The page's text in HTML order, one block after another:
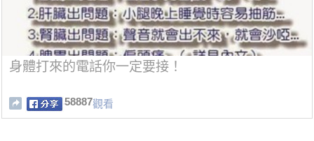
身體打來的電話你一定要接！
58887觀看